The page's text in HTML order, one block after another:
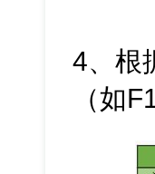
4、根
（如